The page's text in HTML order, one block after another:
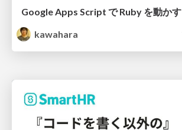
Google Apps Script で Ruby を動かす
kawahara